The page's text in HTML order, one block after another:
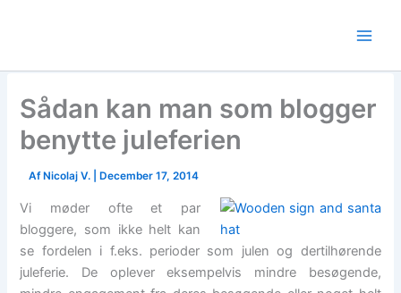
Sådan kan man som blogger
benytte juleferien
Af Nicolaj V. December 17, 2014
Vi møder ofte et par
bloggere, som ikke helt kan
se fordelen i f.eks. perioder som julen og dertilhørende
juleferie. De oplever eksempelvis mindre besøgende,